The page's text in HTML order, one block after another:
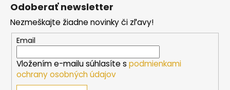
e
p
r
v
k
y
i
e
Odoberať newsletter
Nezmeškajte žiadne novinky či zľavy!
Email
Vložením e-mailu súhlasíte s podmienkami
ochrany osobných údajov